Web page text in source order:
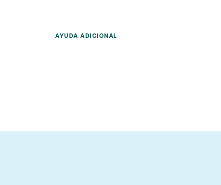
AYUDA ADICIONAL